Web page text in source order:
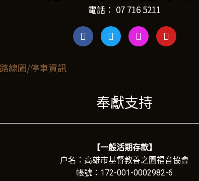
電話： 07 716 5211
奉獻支持
【一般活期存款】
户名：高雄市基督教善之園福音協會
帳號：172-001-0002982-6